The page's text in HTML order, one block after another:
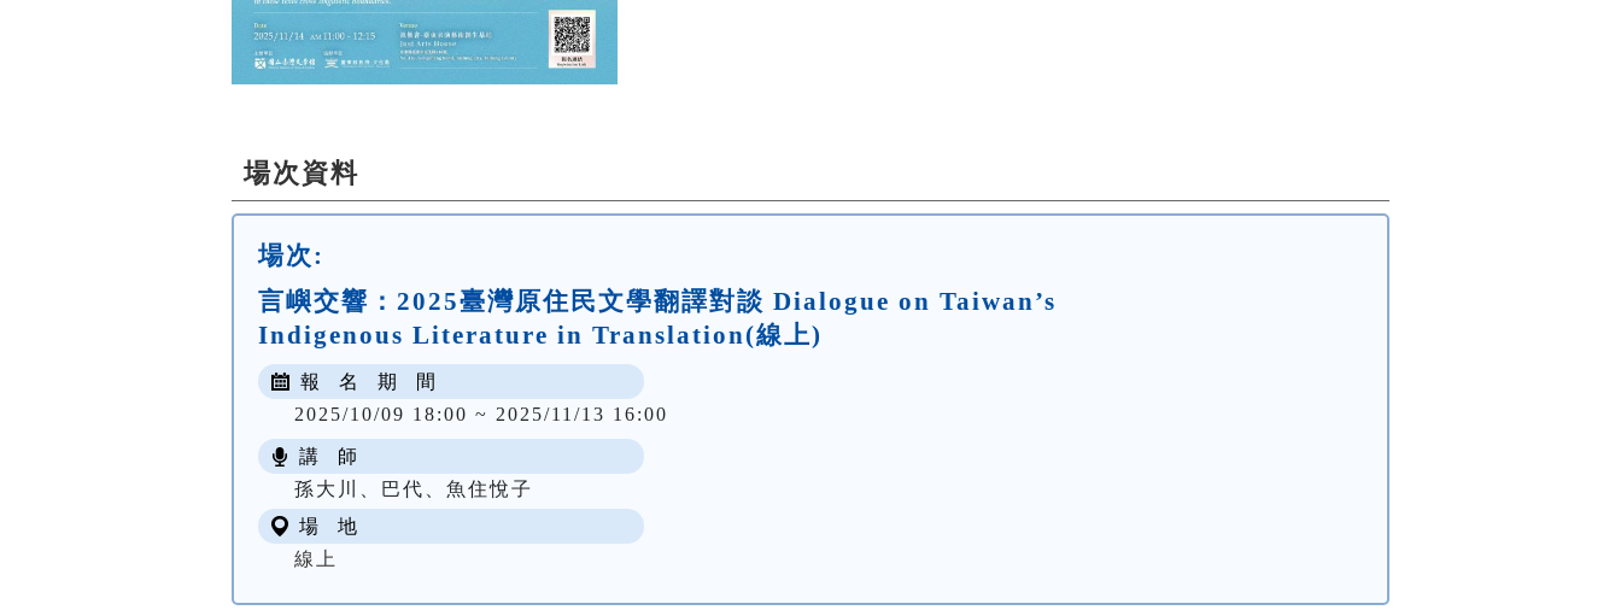
場次資料
場次:
言嶼交響：2025臺灣原住民文學翻譯對談 Dialogue on Taiwan’s
Indigenous Literature in Translation(線上)
報 名 期 間
2025/10/09 18:00 ~ 2025/11/13 16:00
講 師
孫大川、巴代、魚住悅子
場 地
線上